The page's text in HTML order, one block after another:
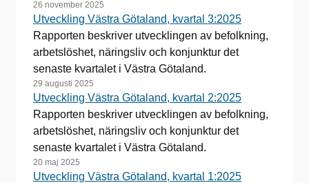
26 november 2025
Utveckling Västra Götaland, kvartal 3:2025
Rapporten beskriver utvecklingen av befolkning,
arbetslöshet, näringsliv och konjunktur det
senaste kvartalet i Västra Götaland.
29 augusti 2025
Utveckling Västra Götaland, kvartal 2:2025
Rapporten beskriver utvecklingen av befolkning,
arbetslöshet, näringsliv och konjunktur det
senaste kvartalet i Västra Götaland.
20 maj 2025
Utveckling Västra Götaland, kvartal 1:2025